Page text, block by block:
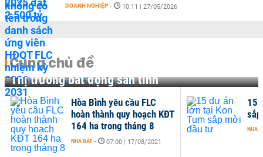
DOANH NGHIỆP - 10:11 | 27/05/2026
Cùng chủ đề
Thị trường bất động sản tỉnh
Hòa Bình yêu cầu FLC
hoàn thành quy hoạch KĐT
164 ha trong tháng 8
NHÀ ĐẤT - 07:00 | 17/08/2021
15
NHÀ